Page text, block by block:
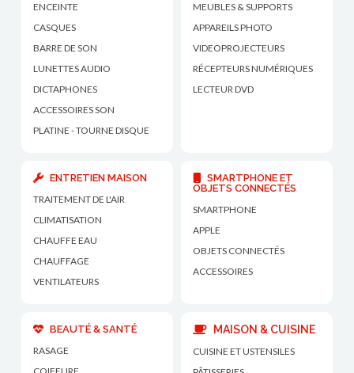
ENCEINTE
CASQUES
BARRE DE SON
LUNETTES AUDIO
DICTAPHONES
ACCESSOIRES SON
PLATINE - TOURNE DISQUE
MEUBLES & SUPPORTS
APPAREILS PHOTO
VIDEOPROJECTEURS
RÉCEPTEURS NUMÉRIQUES
LECTEUR DVD
ENTRETIEN MAISON
TRAITEMENT DE L'AIR
CLIMATISATION
CHAUFFE EAU
CHAUFFAGE
VENTILATEURS
SMARTPHONE ET
OBJETS CONNECTÉS
SMARTPHONE
APPLE
OBJETS CONNECTÉS
ACCESSOIRES
BEAUTÉ & SANTÉ
RASAGE
MAISON & CUISINE
CUISINE ET USTENSILES